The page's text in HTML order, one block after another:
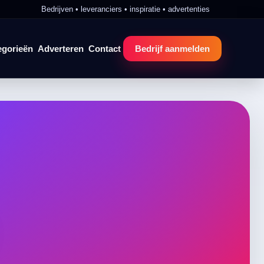
Bedrijven • leveranciers • inspiratie • advertenties
Adverteren Contact Bedrijf aanmelden